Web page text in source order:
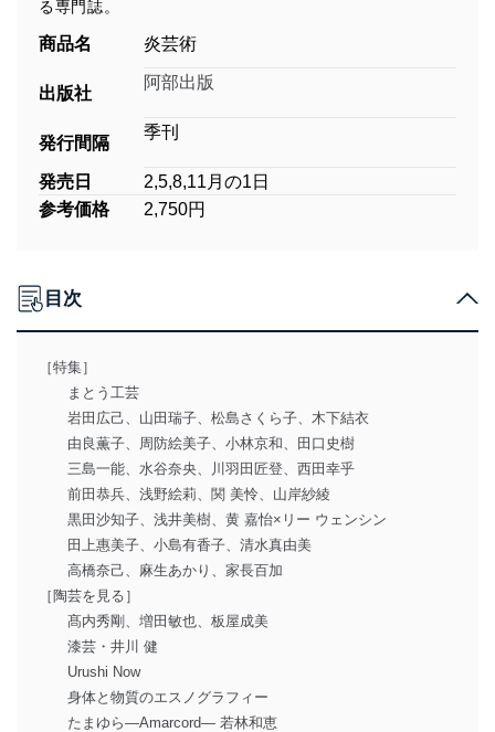
る専門誌。
商品名 炎芸術
出版社
阿部出版
発行間隔
季刊
発売日
2,5,8,11月の1日
参考価格
2,750円
目次
［特集］
まとう工芸
岩田広己、山田瑞子、松島さくら子、木下結衣
由良薫子、周防絵美子、小林京和、田口史樹
三島一能、水谷奈央、川羽田匠登、西田幸乎
前田恭兵、浅野絵莉、関 美怜、山岸紗綾
黒田沙知子、浅井美樹、黄 嘉怡×リー ウェンシン
田上惠美子、小島有香子、清水真由美
高橋奈己、麻生あかり、家長百加
［陶芸を見る］
髙内秀剛、増田敏也、板屋成美
漆芸・井川 健
Urushi Now
身体と物質のエスノグラフィー
たまゆら―Amarcord― 若林和恵